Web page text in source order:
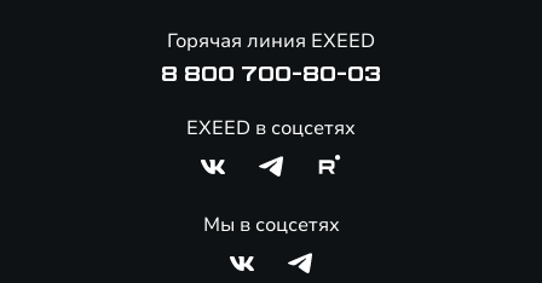
Специальные предложения
Горячая линия EXEED
8 800 700-80-03
EXEED в соцсетях
Мы в соцсетях